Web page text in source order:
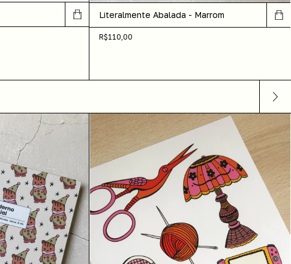
Literalmente Abalada - Marrom
R$110,00